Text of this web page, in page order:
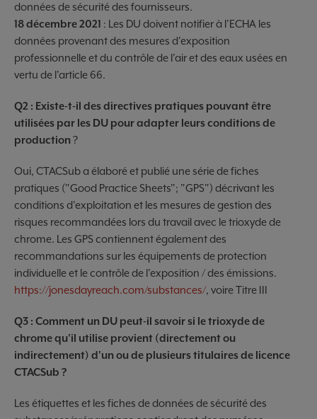
données de sécurité des fournisseurs.
18 décembre 2021 : Les DU doivent notifier à l'ECHA les
données provenant des mesures d'exposition
professionnelle et du contrôle de l'air et des eaux usées en
vertu de l'article 66.
Q2 : Existe-t-il des directives pratiques pouvant être
utilisées par les DU pour adapter leurs conditions de
production?
Oui, CTACSub a élaboré et publié une série de fiches
pratiques ("Good Practice Sheets"; "GPS") décrivant les
conditions d'exploitation et les mesures de gestion des
risques recommandées lors du travail avec le trioxyde de
chrome. Les GPS contiennent également des
recommandations sur les équipements de protection
individuelle et le contrôle de l'exposition / des émissions.
https://jonesdayreach.com/substances/, voire Titre III
Q3 : Comment un DU peut-il savoir si le trioxyde de
chrome qu'il utilise provient (directement ou
indirectement) d'un ou de plusieurs titulaires de licence
CTACSub ?
Les étiquettes et les fiches de données de sécurité des